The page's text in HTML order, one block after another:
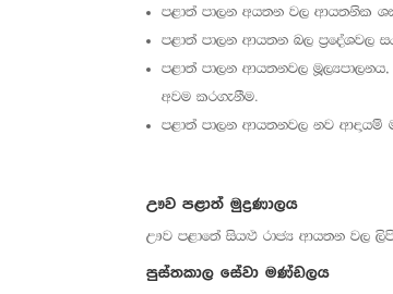
පළාත් පාලන අයතන වල ආයතනික
පළාත් පාලන ආයතන බල ප්‍රදේශවල
පළාත් පාලන ආයතනවල
අවම කරගැනීම.
පළාත් පාලන ආයතනවල නව ආදායම්
ඌව පළාත් මුද්‍රණාලය
ඌව පළාතේ සියළු රාජ්‍ය ආයතන වල
පුස්තකාල සේවා මණ්ඩලය